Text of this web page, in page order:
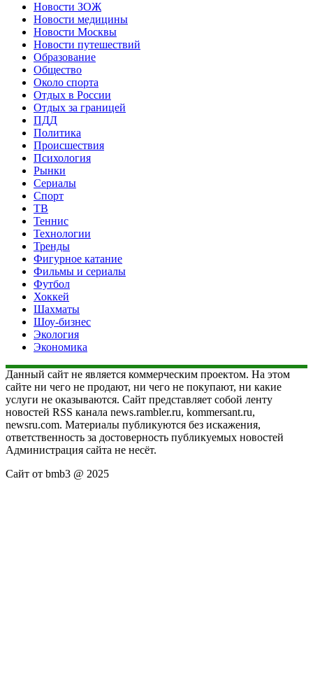
Новости ЗОЖ
Новости медицины
Новости Москвы
Новости путешествий
Образование
Общество
Около спорта
Отдых в России
Отдых за границей
ПДД
Политика
Происшествия
Психология
Рынки
Сериалы
Спорт
ТВ
Теннис
Технологии
Тренды
Фигурное катание
Фильмы и сериалы
Футбол
Хоккей
Шахматы
Шоу-бизнес
Экология
Экономика
Данный сайт не является коммерческим проектом. На этом
сайте ни чего не продают, ни чего не покупают, ни какие
услуги не оказываются. Сайт представляет собой ленту
новостей RSS канала news.rambler.ru, kommersant.ru,
newsru.com. Материалы публикуются без искажения,
ответственность за достоверность публикуемых новостей
Администрация сайта не несёт.
Сайт от bmb3 @ 2025